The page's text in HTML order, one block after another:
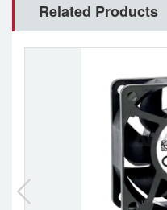
Related Products